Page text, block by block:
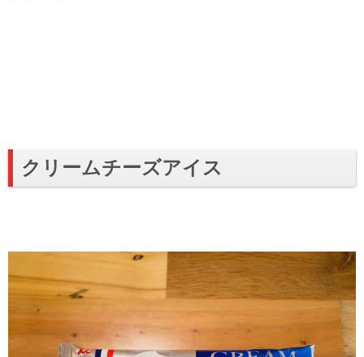
クリームチーズアイス